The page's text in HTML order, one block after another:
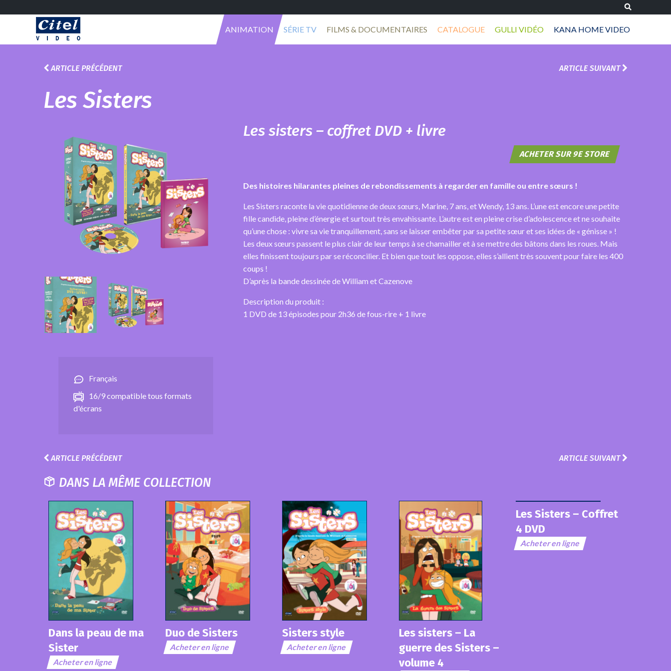
ANIMATION SÉRIE TV FILMS & DOCUMENTAIRES CATALOGUE GULLI VIDÉO KANA HOME VIDEO
ARTICLE PRÉCÉDENT ARTICLE SUIVANT
Les Sisters
Français
16/9 compatible tous formats
d'écrans
Les sisters – coffret DVD + livre
ACHETER SUR 9E STORE
Des histoires hilarantes pleines de rebondissements à regarder en famille ou entre sœurs !
Les Sisters raconte la vie quotidienne de deux sœurs, Marine, 7 ans, et Wendy, 13 ans. L’une est encore une petite
fille candide, pleine d’énergie et surtout très envahissante. L’autre est en pleine crise d’adolescence et ne souhaite
qu’une chose : vivre sa vie tranquillement, sans se laisser embêter par sa petite sœur et ses idées de « génisse » !
Les deux sœurs passent le plus clair de leur temps à se chamailler et à se mettre des bâtons dans les roues. Mais
elles finissent toujours par se réconcilier. Et bien que tout les oppose, elles s’allient très souvent pour faire les 400
coups !
D’après la bande dessinée de William et Cazenove
Description du produit :
1 DVD de 13 épisodes pour 2h36 de fous-rire + 1 livre
ARTICLE PRÉCÉDENT ARTICLE SUIVANT
DANS LA MÊME COLLECTION
Dans la peau de ma
Sister
Acheter en ligne
Duo de Sisters
Acheter en ligne
Sisters style
Acheter en ligne
Les sisters – La
guerre des Sisters –
volume 4
Les Sisters – Coffret
4 DVD
Acheter en ligne